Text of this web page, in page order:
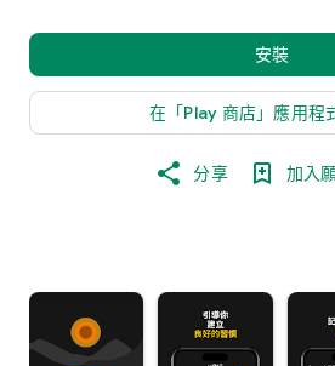
安裝
在「Play 商店」應用程
分享 加入